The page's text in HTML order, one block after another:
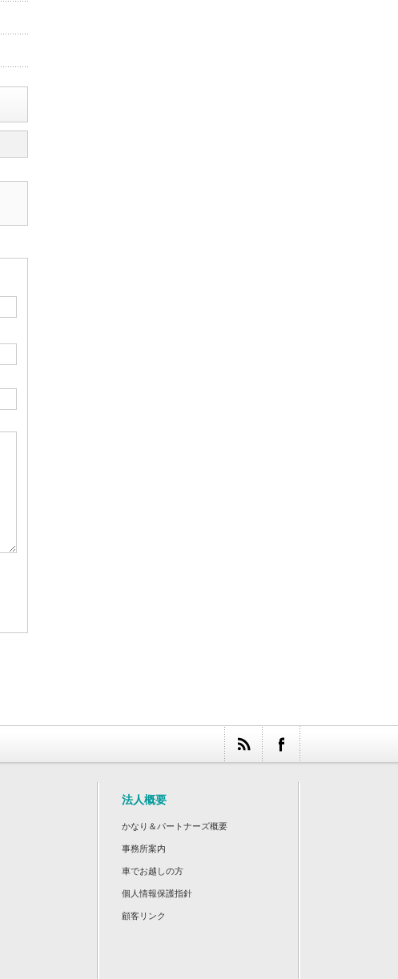
法人概要
かなり＆パートナーズ概要
事務所案内
車でお越しの方
個人情報保護指針
顧客リンク